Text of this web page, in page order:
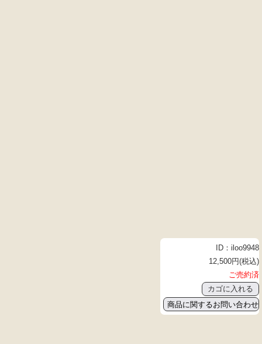
ID：iloo9948
12,500円(税込)
ご売約済
商品に関するお問い合わせ